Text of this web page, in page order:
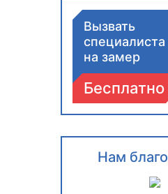
Вызвать
специалиста
на замер
Бесплатно
Нам